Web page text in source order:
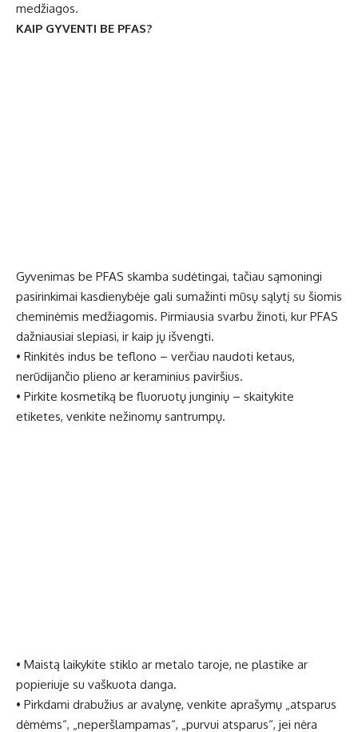
medžiagos.
KAIP GYVENTI BE PFAS?
Gyvenimas be PFAS skamba sudėtingai, tačiau sąmoningi
pasirinkimai kasdienybėje gali sumažinti mūsų sąlytį su šiomis
cheminėmis medžiagomis. Pirmiausia svarbu žinoti, kur PFAS
dažniausiai slepiasi, ir kaip jų išvengti.
• Rinkitės indus be teflono – verčiau naudoti ketaus,
nerūdijančio plieno ar keraminius paviršius.
• Pirkite kosmetiką be fluoruotų junginių – skaitykite
etiketes, venkite nežinomų santrumpų.
• Maistą laikykite stiklo ar metalo taroje, ne plastike ar
popieriuje su vaškuota danga.
• Pirkdami drabužius ar avalynę, venkite aprašymų „atsparus
dėmėms“, „neperšlampamas“, „purvui atsparus“, jei nėra